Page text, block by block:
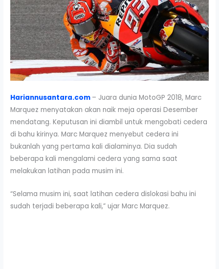
Hariannusantara.com – Juara dunia MotoGP 2018, Marc
Marquez menyatakan akan naik meja operasi Desember
mendatang. Keputusan ini diambil untuk mengobati cedera
di bahu kirinya. Marc Marquez menyebut cedera ini
bukanlah yang pertama kali dialaminya. Dia sudah
beberapa kali mengalami cedera yang sama saat
melakukan latihan pada musim ini.
“Selama musim ini, saat latihan cedera dislokasi bahu ini
sudah terjadi beberapa kali,” ujar Marc Marquez.